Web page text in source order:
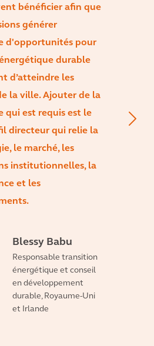
bénéficier afin que
générer
d'opportunités pour
durable
d’atteindre les
la ville. Ajouter de la
qui est requis est le
directeur qui relie la
le marché, les
institutionnelles, la
et les
Blessy Babu
Responsable transition
énergétique et conseil
en développement
durable, Royaume-Uni
et Irlande